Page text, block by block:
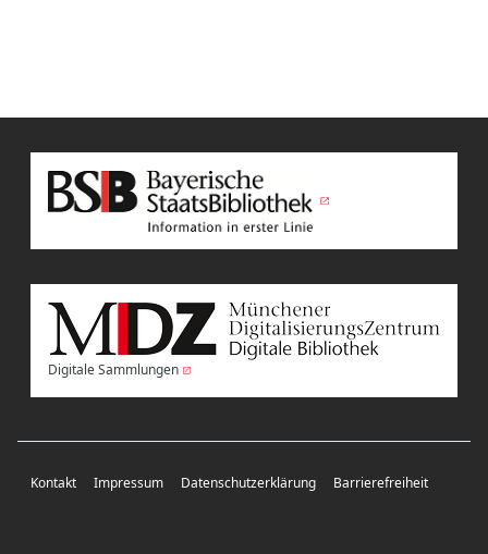
Digitale Sammlungen
Kontakt Impressum Datenschutzerklärung Barrierefreiheit